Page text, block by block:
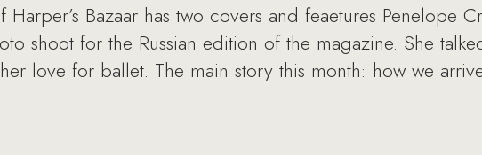
Harper’s Bazaar has two covers and feaetures Penelope
shoot for the Russian edition of the magazine. She
love for ballet. The main story this month: how we